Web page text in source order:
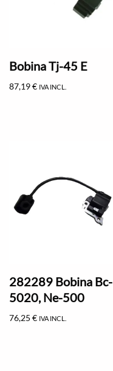
Bobina Tj-45 E
87,19€ IVA INCL.
282289 Bobina Bc-
5020, Ne-500
76,25 € IVA INCL.